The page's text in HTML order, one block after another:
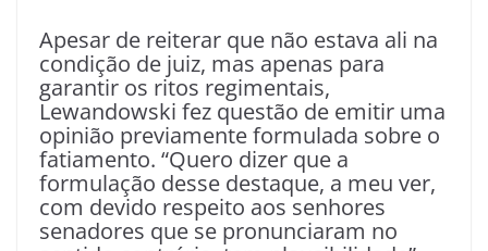
Apesar de reiterar que não estava ali na
condição de juiz, mas apenas para
garantir os ritos regimentais,
Lewandow­ski fez questão de emitir uma
opinião previamente formulada sobre o
fatiamento. “Quero dizer que a
formulação desse destaque, a meu ver,
com devido respeito aos senhores
senadores que se pronunciaram no